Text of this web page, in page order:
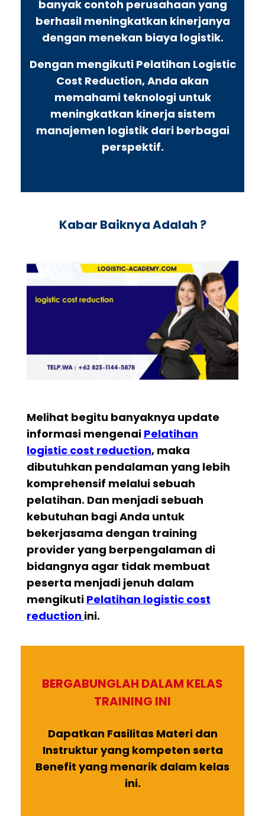
banyak contoh perusahaan yang
berhasil meningkatkan kinerjanya
dengan menekan biaya logistik.
Dengan mengikuti Pelatihan Logistic
Cost Reduction, Anda akan
memahami teknologi untuk
meningkatkan kinerja sistem
manajemen logistik dari berbagai
perspektif.
Kabar Baiknya Adalah ?
Melihat begitu banyaknya update
informasi mengenai Pelatihan
logistic cost reduction, maka
dibutuhkan pendalaman yang lebih
komprehensif melalui sebuah
pelatihan. Dan menjadi sebuah
kebutuhan bagi Anda untuk
bekerjasama dengan training
provider yang berpengalaman di
bidangnya agar tidak membuat
peserta menjadi jenuh dalam
mengikuti Pelatihan logistic cost
reduction ini.
BERGABUNGLAH DALAM KELAS
TRAINING INI
Dapatkan Fasilitas Materi dan
Instruktur yang kompeten serta
Benefit yang menarik dalam kelas
ini.